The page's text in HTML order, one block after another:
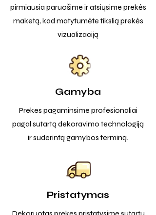
pirmiausia paruošime ir atsiųsime prekės
maketą, kad matytumėte tikslią prekės
vizualizaciją
Gamyba
Prekes pagaminsime profesionaliai
pagal sutartą dekoravimo technologiją
ir suderintą gamybos terminą.
Pristatymas